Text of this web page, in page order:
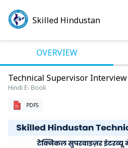
Skilled Hindustan
OVERVIEW
Technical Supervisor
Hindi E- Book
PDFS